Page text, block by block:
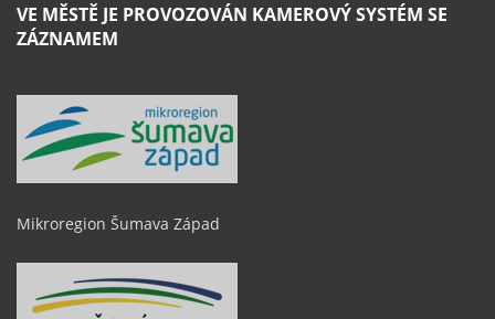
VE MĚSTĚ JE PROVOZOVÁN KAMEROVÝ SYSTÉM SE
ZÁZNAMEM
Mikroregion Šumava Západ